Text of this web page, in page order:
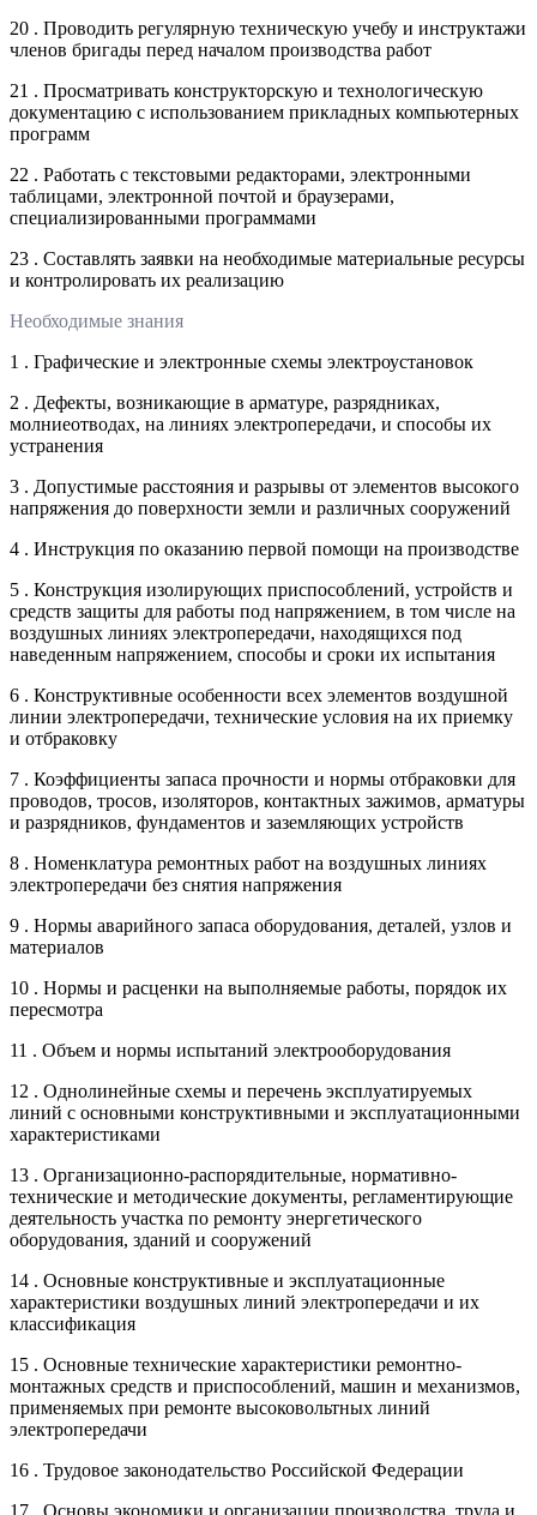
20 . Проводить регулярную техническую учебу и инструктажи
членов бригады перед началом производства работ
21 . Просматривать конструкторскую и технологическую
документацию с использованием прикладных компьютерных
программ
22 . Работать с текстовыми редакторами, электронными
таблицами, электронной почтой и браузерами,
специализированными программами
23 . Составлять заявки на необходимые материальные ресурсы
и контролировать их реализацию
Необходимые знания
1 . Графические и электронные схемы электроустановок
2 . Дефекты, возникающие в арматуре, разрядниках,
молниеотводах, на линиях электропередачи, и способы их
устранения
3 . Допустимые расстояния и разрывы от элементов высокого
напряжения до поверхности земли и различных сооружений
4 . Инструкция по оказанию первой помощи на производстве
5 . Конструкция изолирующих приспособлений, устройств и
средств защиты для работы под напряжением, в том числе на
воздушных линиях электропередачи, находящихся под
наведенным напряжением, способы и сроки их испытания
6 . Конструктивные особенности всех элементов воздушной
линии электропередачи, технические условия на их приемку
и отбраковку
7 . Коэффициенты запаса прочности и нормы отбраковки для
проводов, тросов, изоляторов, контактных зажимов, арматуры
и разрядников, фундаментов и заземляющих устройств
8 . Номенклатура ремонтных работ на воздушных линиях
электропередачи без снятия напряжения
9 . Нормы аварийного запаса оборудования, деталей, узлов и
материалов
10 . Нормы и расценки на выполняемые работы, порядок их
пересмотра
11 . Объем и нормы испытаний электрооборудования
12 . Однолинейные схемы и перечень эксплуатируемых
линий с основными конструктивными и эксплуатационными
характеристиками
13 . Организационно-распорядительные, нормативно-
технические и методические документы, регламентирующие
деятельность участка по ремонту энергетического
оборудования, зданий и сооружений
14 . Основные конструктивные и эксплуатационные
характеристики воздушных линий электропередачи и их
классификация
15 . Основные технические характеристики ремонтно-
монтажных средств и приспособлений, машин и механизмов,
применяемых при ремонте высоковольтных линий
электропередачи
16 . Трудовое законодательство Российской Федерации
17 . Основы экономики и организации производства, труда и